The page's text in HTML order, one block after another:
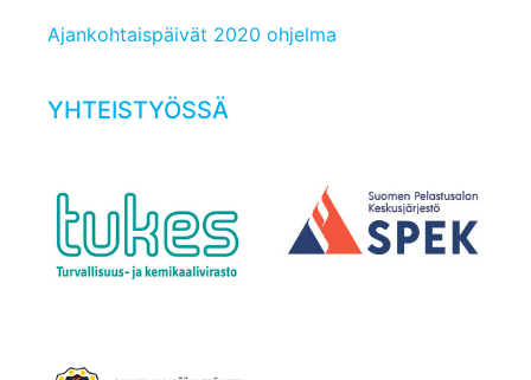
Ajankohtaispäivät 2020 ohjelma
YHTEISTYÖSSÄ